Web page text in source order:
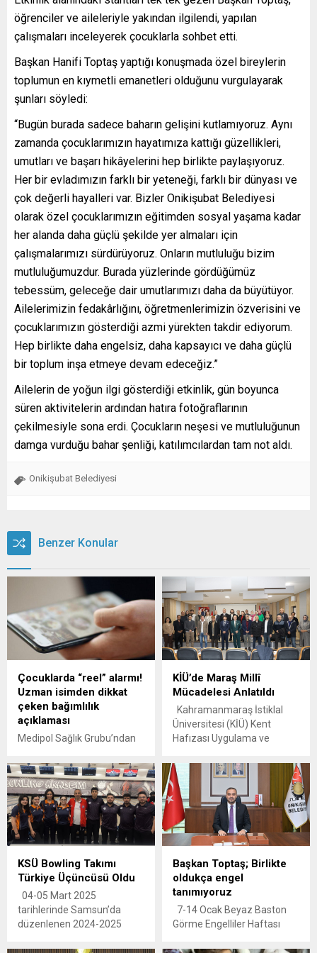
öğrenciler ve aileleriyle yakından ilgilendi, yapılan
çalışmaları inceleyerek çocuklarla sohbet etti.
Başkan Hanifi Toptaş yaptığı konuşmada özel bireylerin
toplumun en kıymetli emanetleri olduğunu vurgulayarak
şunları söyledi:
“Bugün burada sadece baharın gelişini kutlamıyoruz. Aynı
zamanda çocuklarımızın hayatımıza kattığı güzellikleri,
umutları ve başarı hikâyelerini hep birlikte paylaşıyoruz.
Her bir evladımızın farklı bir yeteneği, farklı bir dünyası ve
çok değerli hayalleri var. Bizler Onikişubat Belediyesi
olarak özel çocuklarımızın eğitimden sosyal yaşama kadar
her alanda daha güçlü şekilde yer almaları için
çalışmalarımızı sürdürüyoruz. Onların mutluluğu bizim
mutluluğumuzdur. Burada yüzlerinde gördüğümüz
tebessüm, geleceğe dair umutlarımızı daha da büyütüyor.
Ailelerimizin fedakârlığını, öğretmenlerimizin özverisini ve
çocuklarımızın gösterdiği azmi yürekten takdir ediyorum.
Hep birlikte daha engelsiz, daha kapsayıcı ve daha güçlü
bir toplum inşa etmeye devam edeceğiz.”
Ailelerin de yoğun ilgi gösterdiği etkinlik, gün boyunca
süren aktivitelerin ardından hatıra fotoğraflarının
çekilmesiyle sona erdi. Çocukların neşesi ve mutluluğunun
damga vurduğu bahar şenliği, katılımcılardan tam not aldı.
Onikişubat Belediyesi
Benzer Konular
Çocuklarda “reel” alarmı!
Uzman isimden dikkat
çeken bağımlılık
açıklaması
Medipol Sağlık Grubu’ndan
Kudu, sürekli ekranı
kaydırma alışkanlığının
çocuklarda dikkat süresini
kısalttığı ve dopamin
bağımlılığı riskini artırdığı
konusunda aileleri uyardı.
KİÜ’de Maraş Millî
Mücadelesi Anlatıldı
Kahramanmaraş İstiklal
Üniversitesi (KİÜ) Kent
Hafızası Uygulama ve
tarafından “Millî
Mücadelenin İlk Zaferi:
Maraş Millî Mücadelesi”
başlıklı konferans
düzenlendi. KİÜ İnsan ve
Toplum Bilimleri
gerçekleştirilen ve
Kahramanmaraş Sütçü
İmam Üniversitesi (KSÜ)
Tarih Bölümü Öğretim Üyesi
Doç. Dr. Cengiz Şavkılı
KSÜ Bowling Takımı
Türkiye Üçüncüsü Oldu
04-05 Mart 2025
tarihlerinde Samsun’da
düzenlenen 2024-2025
Başkan Toptaş; Birlikte
oldukça engel
tanımıyoruz
7-14 Ocak Beyaz Baston
Görme Engelliler Haftası